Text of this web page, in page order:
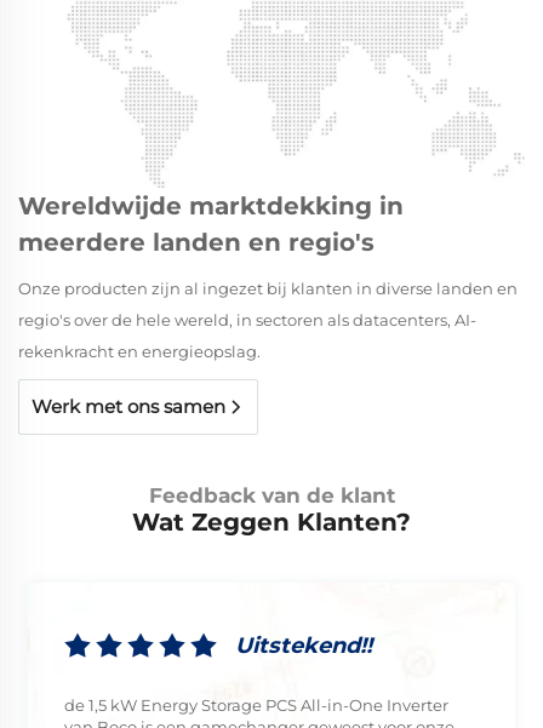
Wereldwijde marktdekking in
meerdere landen en regio's
Onze producten zijn al ingezet bij klanten in diverse landen en
regio's over de hele wereld, in sectoren als datacenters, AI-
rekenkracht en energieopslag.
Werk met ons samen
Feedback van de klant
Wat Zeggen Klanten?
Uitstekend!!
de 1,5 kW Energy Storage PCS All-in-One Inverter